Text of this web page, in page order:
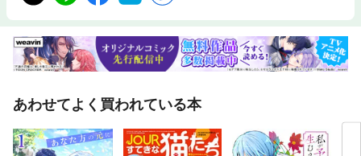
あわせてよく買われている本